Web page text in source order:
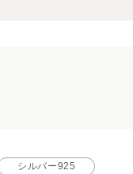
シルバー925